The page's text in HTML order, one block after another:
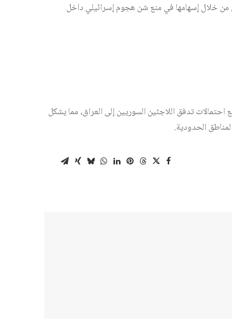
من خلال إسهامها في منع شن هجوم إسرائيلي داخل
تدفق اللاجئين السوريين إلى العراق، مما يشكل
الحدودية.